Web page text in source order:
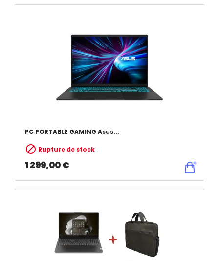
PC PORTABLE GAMING Asus...
 Rupture de stock
1 299,00 €